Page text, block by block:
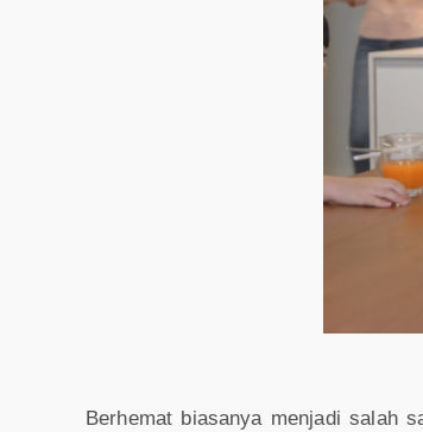
Berhemat biasanya menjadi salah